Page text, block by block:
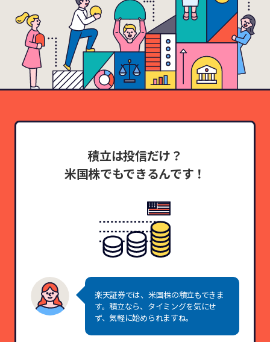
積立は投信だけ？
米国株でもできるんです！
楽天証券では、米国株の積立もできま
す。積立なら、タイミングを気にせ
ず、気軽に始められますね。